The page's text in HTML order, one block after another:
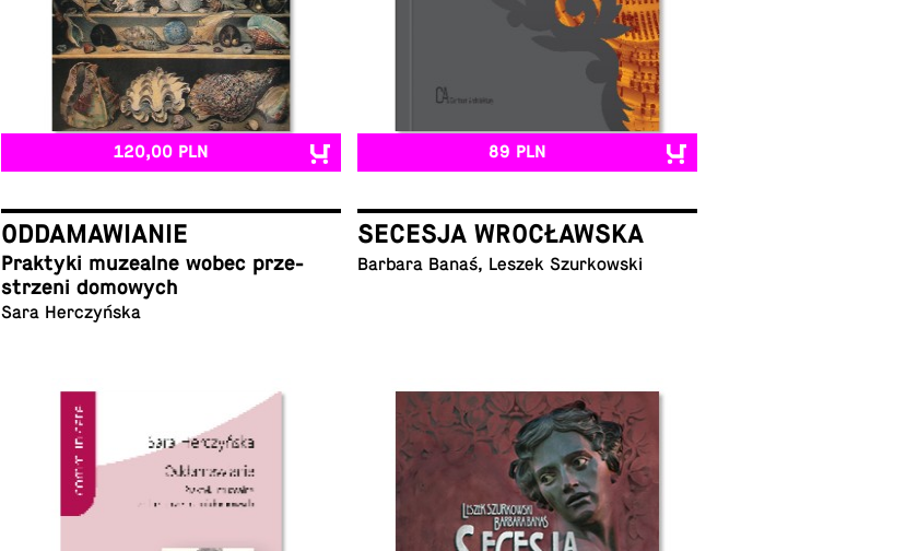
120,00 PLN 89 PLN
ODDAMAWIANIE
Prak­ty­ki mu­ze­al­ne wobec prze­
strze­ni domowych
Sara Herczyńska
SECESJA WROCŁAWSKA
Barbara Banaś, Leszek Szurkowski